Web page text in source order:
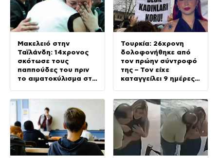
Μακελειό στην
Ταϊλάνδη: 14χρονος
σκότωσε τους
παππούδες του πριν
το αιματοκύλισμα στο
Τουρκία: 26χρονη
δολοφονήθηκε από
τον πρώην σύντροφό
της – Τον είχε
καταγγείλει 9 ημέρες